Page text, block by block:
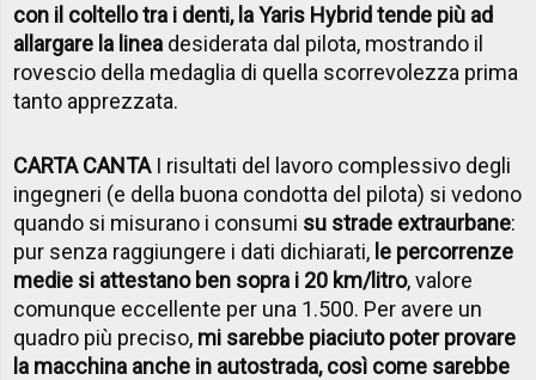
con il coltello tra i denti, la Yaris Hybrid tende più ad
allargare la linea desiderata dal pilota, mostrando il
rovescio della medaglia di quella scorrevolezza prima
tanto apprezzata.
CARTA CANTAI risultati del lavoro complessivo degli
ingegneri (e della buona condotta del pilota) si vedono
quando si misurano i consumi su strade extraurbane:
pur senza raggiungere i dati dichiarati, le percorrenze
medie si attestano ben sopra i 20 km/litro, valore
comunque eccellente per una 1.500. Per avere un
quadro più preciso, mi sarebbe piaciuto poter provare
la macchina anche in autostrada, così come sarebbe